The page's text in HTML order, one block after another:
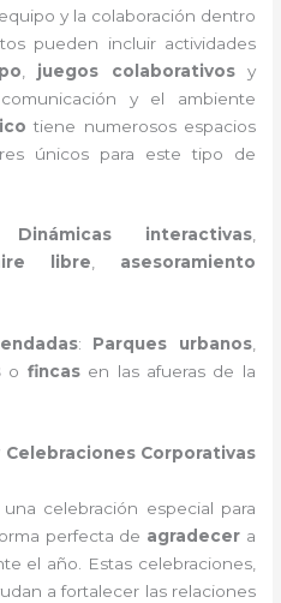
y la colaboración dentro
pueden incluir actividades
juegos colaborativosy
y el ambiente
tiene numerosos espacios
únicos para este tipo de
Dinámicas interactivas,
libre, asesoramiento
: Parques urbanos,
o fincasen las afueras de la
Corporativas
celebración especial para
perfecta de agradecer a
el año. Estas celebraciones,
a fortalecer las relaciones